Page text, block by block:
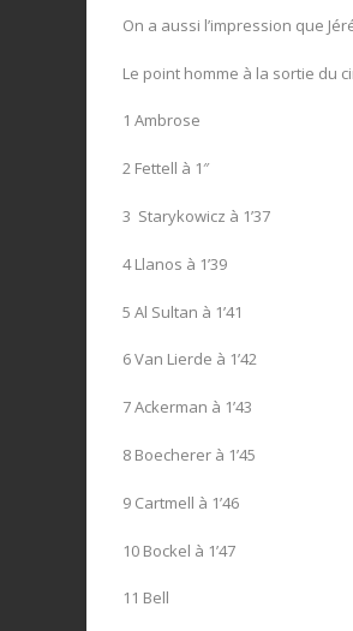
On a aussi l’impression que
Le point homme à la sortie du
1 Ambrose
2 Fettell à 1″
3 Starykowicz à 1’37
4 Llanos à 1’39
5 Al Sultan à 1’41
6 Van Lierde à 1’42
7 Ackerman à 1’43
8 Boecherer à 1’45
9 Cartmell à 1’46
10 Bockel à 1’47
11 Bell